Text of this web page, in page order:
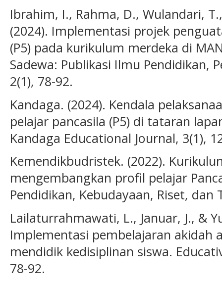
Ibrahim, I., Rahma, D., Wulandari,
(2024). Implementasi projek
(P5) pada kurikulum merdeka di
Sadewa: Publikasi Ilmu Pendidikan,
2(1), 78-92.
Kandaga. (2024). Kendala
pelajar pancasila (P5) di tataran
Kandaga Educational Journal, 3(1),
Kemendikbudristek. (2022).
mengembangkan profil pelajar
Pendidikan, Kebudayaan, Riset,
Lailaturrahmawati, L., Januar, J., &
Implementasi pembelajaran akidah
mendidik kedisiplinan siswa.
78-92.